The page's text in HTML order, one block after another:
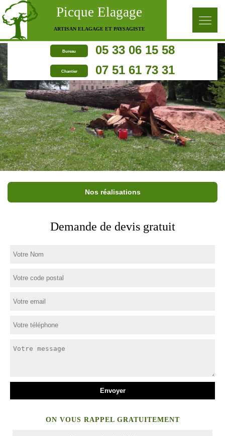
Picque Elagage
ARTISAN ELAGAGE ET PAYSAGISTE
Bureau 05 33 06 15 58
Chantier 07 51 61 73 31
Nos réalisations
Demande de devis gratuit
ON VOUS RAPPEL GRATUITEMENT